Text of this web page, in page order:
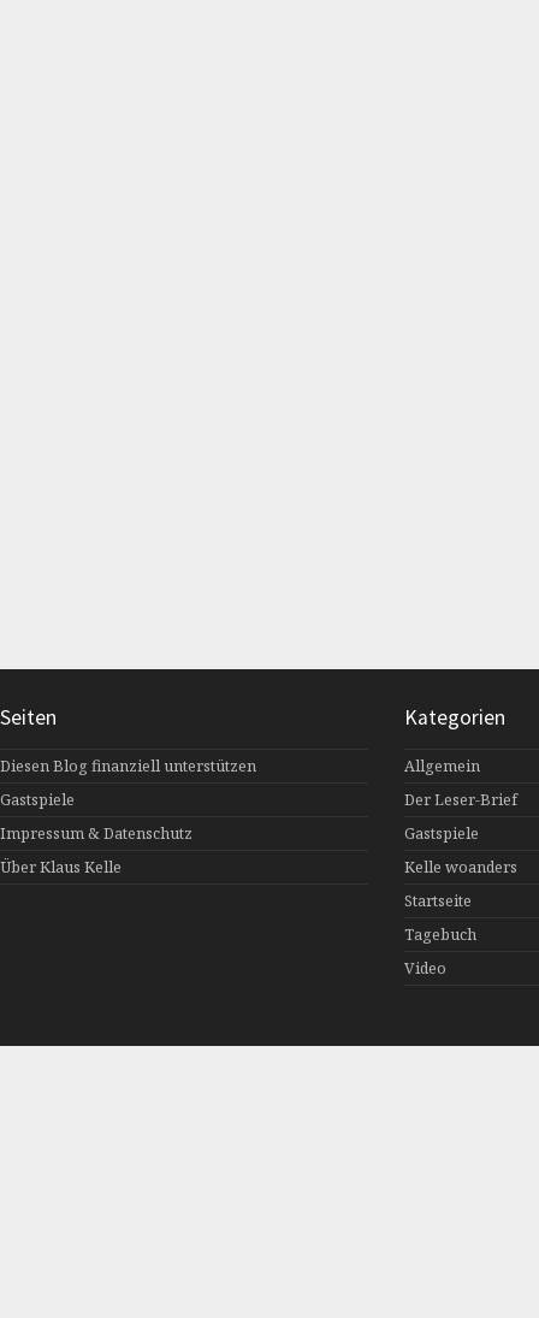
Seiten
Diesen Blog finanziell unterstützen
Gastspiele
Impressum & Datenschutz
Über Klaus Kelle
Kategorien
Allgemein
Der Leser-Brief
Gastspiele
Kelle woanders
Startseite
Tagebuch
Video